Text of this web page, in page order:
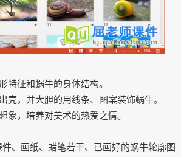
征和蜗牛的身体结构。
，并大胆的用线条、图案装饰蜗牛。
，培养对美术的热爱之情。
画纸、蜡笔若干、已画好的蜗牛轮廓图